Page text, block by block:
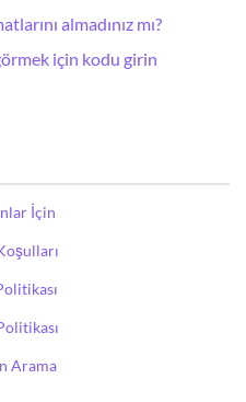
almadınız mı?
için kodu girin
İçin
Arama